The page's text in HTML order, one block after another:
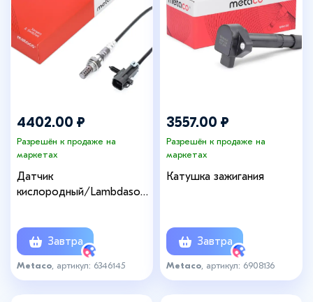
4402.00 ₽
Разрешён к продаже на
маркетах
Датчик
кислородный/Lambdasond
Завтра
Metaco , артикул: 6346145
3557.00 ₽
Разрешён к продаже на
маркетах
Катушка зажигания
Завтра
Metaco , артикул: 6908136